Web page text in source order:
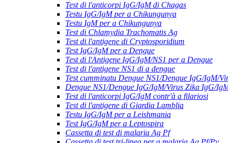
Test di l'anticorpi IgG/IgM di Chagas
Testu IgG/IgM per a Chikungunya
Testu IgM per a Chikungunya
Test di Chlamydia Trachomatis Ag
Test di l'antigene di Cryptosporidium
Test IgG/IgM per a Dengue
Test di l'Antigene IgG/IgM/NS1 per a Dengue
Test di l'antigene NS1 di a dengue
Test cumminatu Dengue NS1/Dengue IgG/IgM/
Dengue NS1/Dengue IgG/IgM/Virus Zika IgG/
Test di l'anticorpi IgG/IgM contr'à a filariosi
Test di l'antigene di Giardia Lamblia
Testu IgG/IgM per a Leishmania
Test IgG/IgM per a Leptospira
Cassetta di test di malaria Ag Pf